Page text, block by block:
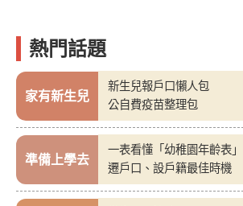
熱門話題
家有新生兒
新生兒報戶口懶人包
公自費疫苗整理包
準備上學去
一表看懂「幼稚園年齡表」
遷戶口、設戶籍最佳時機